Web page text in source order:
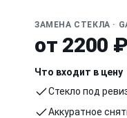
ЗАМЕНА СТЕКЛА ·
от 2200
Что входит в цену
Стекло под
Аккуратное